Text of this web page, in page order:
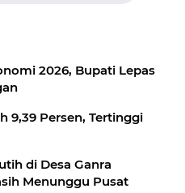
2026, Bupati Lepas
9,39 Persen, Tertinggi
di Desa Ganra
Menunggu Pusat